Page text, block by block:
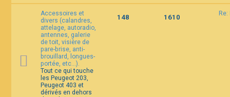
Accessoires et
divers (calandres,
attelage, autoradio,
antennes, galerie
de toit, visière de
pare-brise, anti-
brouillard, longues-
portée, etc...).
Tout ce qui touche
les Peugeot 203,
Peugeot 403 et
dérivés en dehors
148 1610